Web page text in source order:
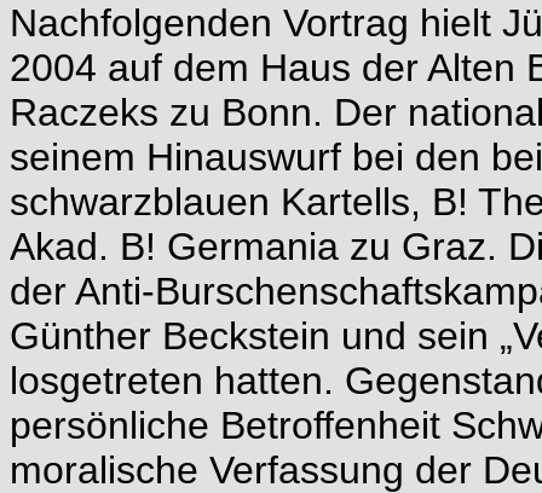
Nachfolgenden Vortrag hielt
2004 auf dem Haus der Alten
Raczeks zu Bonn. Der
seinem Hinauswurf bei den
schwarzblauen Kartells, B!
Akad. B! Germania zu Graz.
der Anti-
Günther Beckstein und sein
losgetreten hatten.
persönliche Betroffenheit
moralische Verfassung der